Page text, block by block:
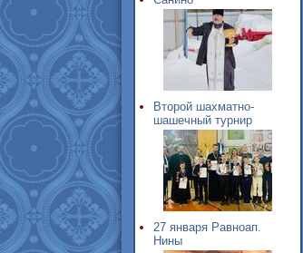
Второй шахматно-
шашечный турнир
27 января Равноап.
Нины